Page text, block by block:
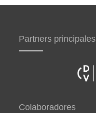
Partners principales
Colaboradores